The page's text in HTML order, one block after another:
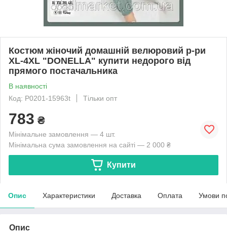
Костюм жіночий домашній велюровий р-ри
XL-4XL "DONELLA" купити недорого від
прямого постачальника
В наявності
Код: P0201-15963t
Тільки опт
783 ₴
Мінімальне замовлення — 4 шт.
Мінімальна сума замовлення на сайті — 2 000 ₴
Купити
Опис Характеристики Доставка Оплата Умови
Опис